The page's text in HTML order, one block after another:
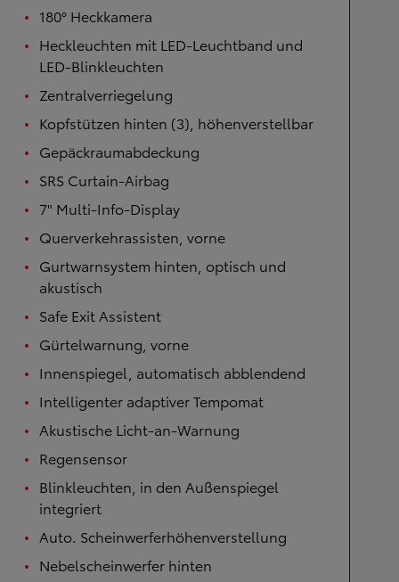
180° Heckkamera
Heckleuchten mit LED-Leuchtband und
LED-Blinkleuchten
Zentralverriegelung
Kopfstützen hinten (3), höhenverstellbar
Gepäckraumabdeckung
SRS Curtain-Airbag
7" Multi-Info-Display
Querverkehrassisten, vorne
Gurtwarnsystem hinten, optisch und
akustisch
Safe Exit Assistent
Gürtelwarnung, vorne
Innenspiegel, automatisch abblendend
Intelligenter adaptiver Tempomat
Akustische Licht-an-Warnung
Regensensor
Blinkleuchten, in den Außenspiegel
integriert
Auto. Scheinwerferhöhenverstellung
Nebelscheinwerfer hinten